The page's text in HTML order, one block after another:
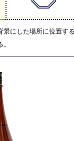
景にした場所に位置す